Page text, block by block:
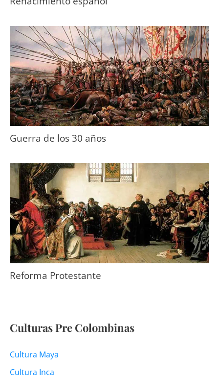
Guerra de los 30 años
Reforma Protestante
Culturas Pre Colombinas
Cultura Maya
Cultura Inca